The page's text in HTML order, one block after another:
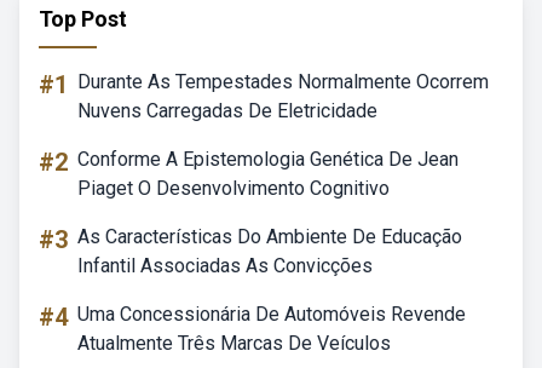
Top Post
#1
Durante As Tempestades Normalmente Ocorrem
Nuvens Carregadas De Eletricidade
#2 Conforme A Epistemologia Genética De Jean
Piaget O Desenvolvimento Cognitivo
#3 As Características Do Ambiente De Educação
Infantil Associadas As Convicções
#4 Uma Concessionária De Automóveis Revende
Atualmente Três Marcas De Veículos